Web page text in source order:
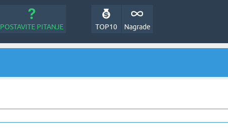
POSTAVITE PITANJE Nagrade
TOP10